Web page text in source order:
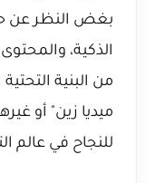
بغض النظر عن
الذكية،
من البنية
ميديا زين" أو
للنجاح في عالم